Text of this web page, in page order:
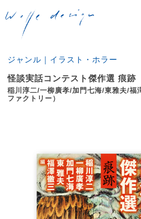
ジャンル｜イラスト・ホラー
怪談実話コンテスト傑作選 痕跡
稲川淳二/一柳廣孝/加門七海/東雅夫/福
ファクトリー）